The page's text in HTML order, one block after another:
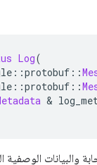
Log(
::protobuf ::
::protobuf ::
&
والبيانات الوصفية